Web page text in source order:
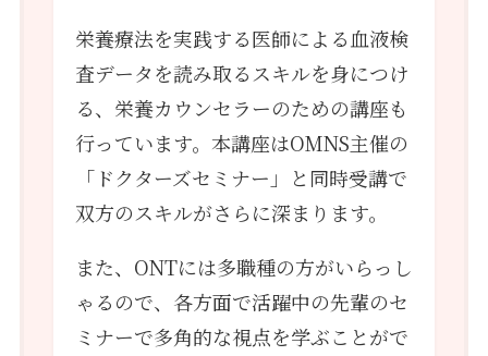
栄養療法を実践する医師による血液検
査データを読み取るスキルを身につけ
る、栄養カウンセラーのための講座も
行っています。本講座はOMNS主催の
「ドクターズセミナー」と同時受講で
双方のスキルがさらに深まります。
また、ONTには多職種の方がいらっし
ゃるので、各方面で活躍中の先輩のセ
ミナーで多角的な視点を学ぶことがで